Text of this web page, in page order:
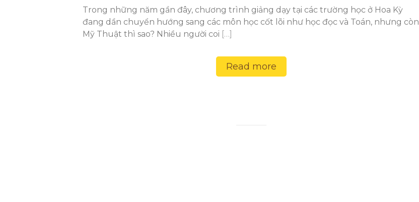
Trong những năm gần đây, chương trình giảng dạy tại các trường học ở Hoa Kỳ
đang dần chuyển hướng sang các môn học cốt lõi như học đọc và Toán, nhưng còn
Mỹ Thuật thì sao? Nhiều người coi […]
Read more